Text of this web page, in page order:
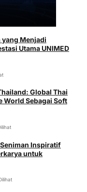
yang Menjadi
Utama UNIMED
Global Thai
World Sebagai Soft
Inspiratif
untuk